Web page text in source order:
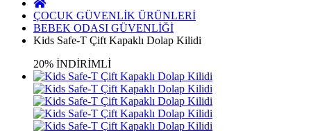
ÇOCUK GÜVENLİK ÜRÜNLERİ
BEBEK ODASI GÜVENLİĞİ
Kids Safe-T Çift Kapaklı Dolap Kilidi
20% İNDİRİMLİ